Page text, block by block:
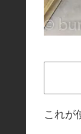
これが